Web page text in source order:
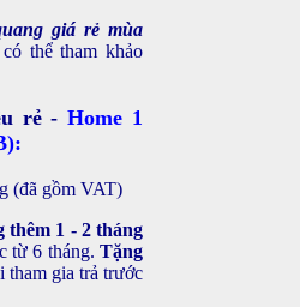
giá rẻ mùa
thể tham khảo
rẻ -Home 1
(đã gồm VAT)
thêm 1 - 2 tháng
từ 6 tháng. Tặng
tham gia trả trước